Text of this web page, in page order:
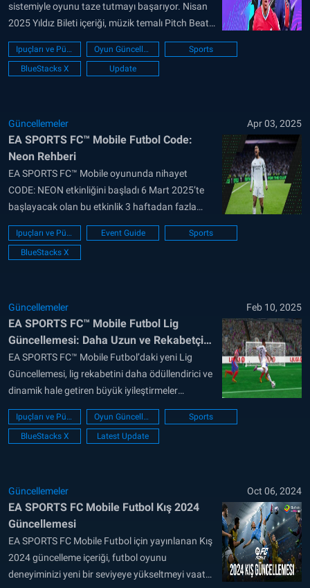
sistemiyle oyunu taze tutmayı başarıyor. Nisan
2025 Yıldız Bileti içeriği, müzik temalı Pitch Beats
yani Saha Vuruşları etkinliğiyle uyumlu şekilde
geliyor. Bu ay hem görsel anlamda havalı
kozmetikler hem de güçlü oyuncular ve bolca
Ipuçları ve Püf noktaları Oyun Güncellemesi
Sports
BlueStacks X
Update
Güncellemeler Apr 03, 2025
EA SPORTS FC™ Mobile Futbol Code:
Neon Rehberi
EA SPORTS FC™ Mobile oyununda nihayet
CODE: NEON etkinliğini başladı 6 Mart 2025’te
başlayacak olan bu etkinlik 3 haftadan fazla
sürecek ve 3 Nisan 2025’te sona erecek. CODE
NEON, görevler, mücadeleler, teklifler ve özellikle
Star Bileti gibi çeşitli özellikleri beraberinde
Ipuçları ve Püf noktaları Event Guide
Sports
BlueStacks X
Güncellemeler Feb 10, 2025
EA SPORTS FC™ Mobile Futbol Lig
Güncellemesi: Daha Uzun ve Rekabetçi
Bir Deneyim
EA SPORTS FC™ Mobile Futbol’daki yeni Lig
Güncellemesi, lig rekabetini daha ödüllendirici ve
dinamik hale getiren büyük iyileştirmeler
sunuyor. Bu popüler spor oyununa eklenen yeni
Bölümler, ortak Görevler, yenilenen liderlik
tabloları ve genişletilmiş Lig kapasitesi ile
kazanabiliyor. İster deneyimli...
Ipuçları ve Püf noktaları Oyun Güncellemesi
Sports
BlueStacks X
Latest Update
Güncellemeler Oct 06, 2024
EA SPORTS FC Mobile Futbol Kış 2024
Güncellemesi
EA SPORTS FC Mobile Futbol için yayınlanan Kış
2024 güncelleme içeriği, futbol oyunu
deneyiminizi yeni bir seviyeye yükseltmeyi vaat